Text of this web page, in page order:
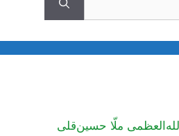
ملّا حسین‌قلی